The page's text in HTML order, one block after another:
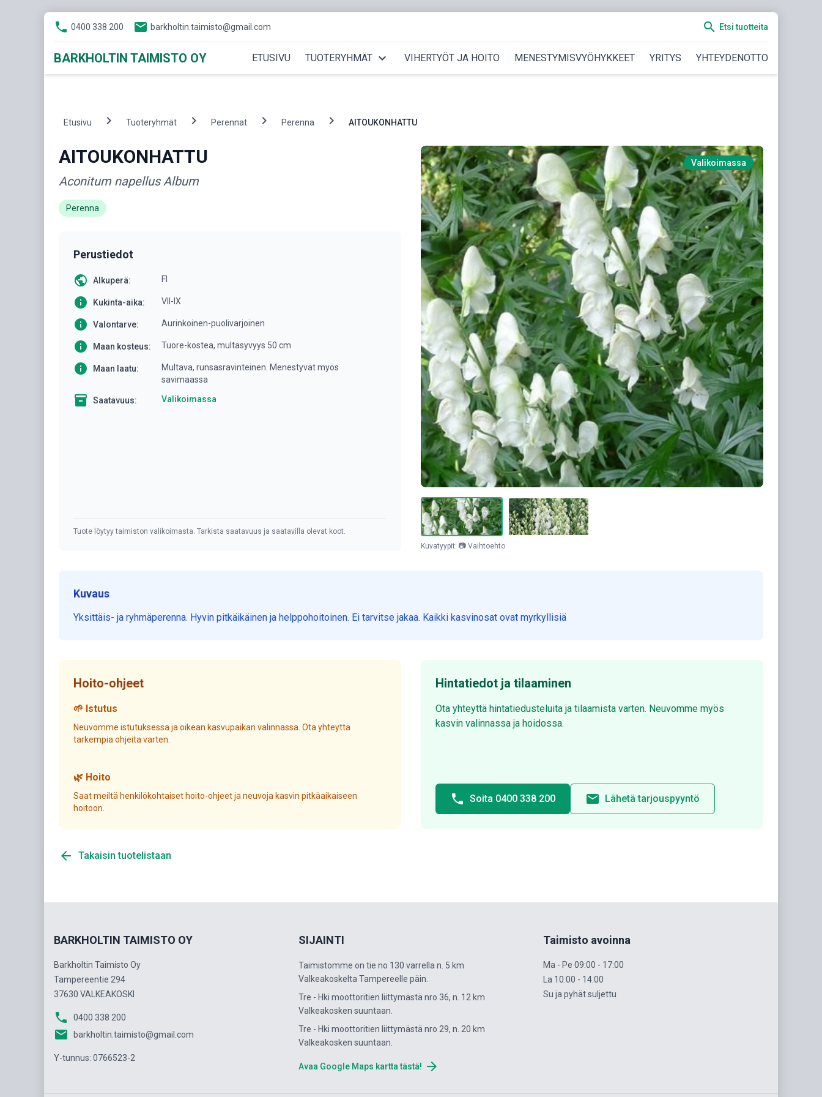
phone 0400 338 200 email barkholtin.taimisto@gmail.com search Etsi tuotteita
BARKHOLTIN TAIMISTO OY ETUSIVU TUOTERYHMÄT expand_more VIHERTYÖT JA HOITO MENESTYMISVYÖHYKKEET YRITYS YHTEYDENOTTO
Etusivu chevron_right Tuoteryhmät chevron_right Perennat chevron_right Perenna chevron_right AITOUKONHATTU
AITOUKONHATTU
Aconitum napellus Album
Perenna
Perustiedot
public Alkuperä: FI
info Kukinta-aika: VII-IX
info Valontarve: Aurinkoinen-puolivarjoinen
info Maan kosteus: Tuore-kostea, multasyvyys 50 cm
info Maan laatu:
Multava, runsasravinteinen. Menestyvät myös
savimaassa
inventory Saatavuus: Valikoimassa
Tuote löytyy taimiston valikoimasta. Tarkista saatavuus ja saatavilla olevat koot.
Valikoimassa
Kuvatyypit: 📷 Vaihtoehto
Kuvaus
Yksittäis- ja ryhmäperenna. Hyvin pitkäikäinen ja helppohoitoinen. Ei tarvitse jakaa. Kaikki kasvinosat ovat myrkyllisiä
Hoito-ohjeet
🌱 Istutus
Neuvomme istutuksessa ja oikean kasvupaikan valinnassa. Ota yhteyttä
tarkempia ohjeita varten.
🌿 Hoito
Saat meiltä henkilökohtaiset hoito-ohjeet ja neuvoja kasvin pitkäaikaiseen
hoitoon.
Hintatiedot ja tilaaminen
Ota yhteyttä hintatiedusteluita ja tilaamista varten. Neuvomme myös
kasvin valinnassa ja hoidossa.
phone Soita 0400 338 200 email Lähetä tarjouspyyntö
arrow_back Takaisin tuotelistaan
BARKHOLTIN TAIMISTO OY
Barkholtin Taimisto Oy
Tampereentie 294
37630 VALKEAKOSKI
phone 0400 338 200
email barkholtin.taimisto@gmail.com
Y-tunnus: 0766523-2
SIJAINTI
Taimistomme on tie no 130 varrella n. 5 km
Valkeakoskelta Tampereelle päin.
Tre - Hki moottoritien liittymästä nro 36, n. 12 km
Valkeakosken suuntaan.
Tre - Hki moottoritien liittymästä nro 29, n. 20 km
Valkeakosken suuntaan.
Avaa Google Maps kartta tästä! arrow_forward
Taimisto avoinna
Ma - Pe 09:00 - 17:00
La 10:00 - 14:00
Su ja pyhät suljettu